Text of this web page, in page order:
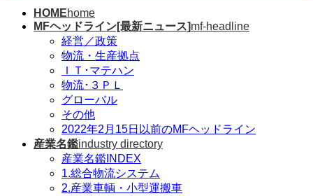
HOMEhome
MFヘッドライン[最新ニュース]mf-headline
経営／政策
物流・生産拠点
ＩＴ･マテハン
物流･３ＰＬ
グローバル
その他
2022年2月15日以前のMFヘッドライン
産業名鑑industry directory
産業名鑑INDEX
1.総合物流システム
2.産業車輌・小型運搬車